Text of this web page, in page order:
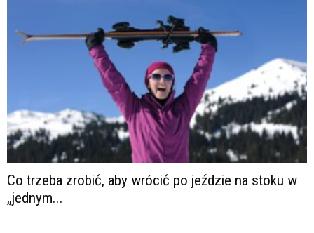
Co trzeba zrobić, aby wrócić po jeździe na stoku w
„jednym...